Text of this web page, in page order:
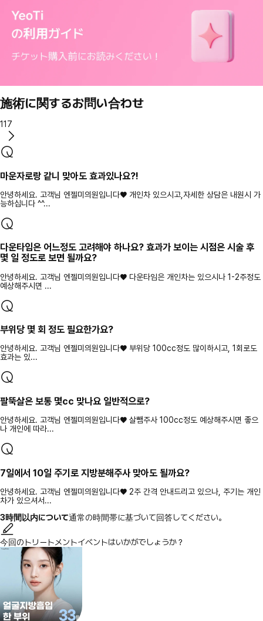
施術に関するお問い合わせ
117
마운자로랑 같니 맞아도 효과있나요?!
안녕하세요. 고객님 엔젤미의원입니다♥ 개인차 있으시고,자세한 상담은 내원시 가
능하십니다 ^^...
다운타임은 어느정도 고려해야 하나요? 효과가 보이는 시점은 시술 후
몇 일 정도로 보면 될까요?
안녕하세요. 고객님 엔젤미의원입니다♥ 다운타임은 개인차는 있으시나 1-2주정도
예상해주시면 ...
부위당 몇 회 정도 필요한가요?
안녕하세요. 고객님 엔젤미의원입니다♥ 부위당 100cc정도 많이하시고, 1회로도
효과는 있...
팔뚝살은 보통 몇cc 맞나요 일반적으로?
안녕하세요. 고객님 엔젤미의원입니다♥ 살뺌주사 100cc정도 예상해주시면 좋으
나 개인에 따라...
7일에서 10일 주기로 지방분해주사 맞아도 될까요?
안녕하세요. 고객님 엔젤미의원입니다♥ 2주 간격 안내드리고 있으나, 주기는 개인
차가 있으셔서...
3時間以内について通常の時間帯に基づいて回答してください。
今回のトリートメントイベントはいかがでしょうか？